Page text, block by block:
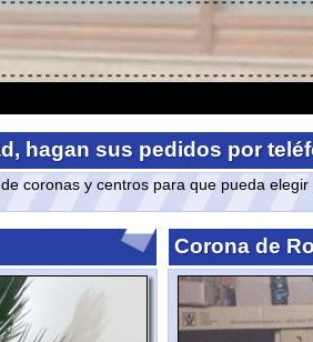
y centros para que pueda elegir lo que
Corona de Rosas